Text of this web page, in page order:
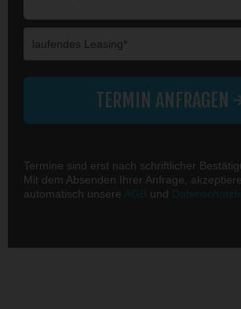
TERMIN ANFRAGEN
Termine sind erst nach schriftlicher
Mit dem Absenden Ihrer Anfrage,
automatisch unsere AGB und